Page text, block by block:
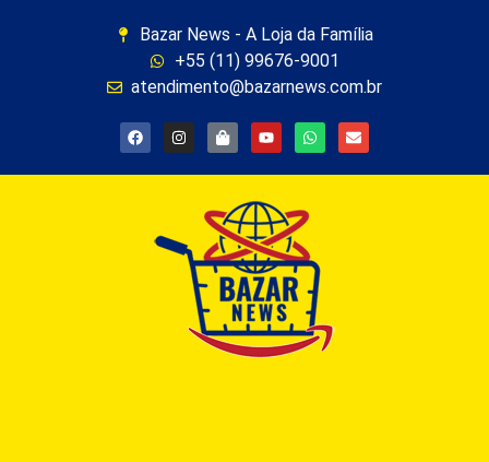
Bazar News - A Loja da Família
+55 (11) 99676-9001
atendimento@bazarnews.com.br